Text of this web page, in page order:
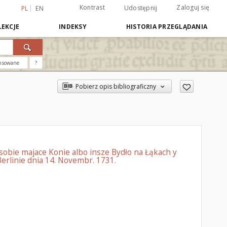
PL EN Kontrast Udostępnij Zaloguj się
INDEKSY HISTORIA PRZEGLĄDANIA
?
Pobierz opis bibliograficzny
majace Konie albo insze Bydło na Łąkach y
dnia 14. Novembr. 1731.